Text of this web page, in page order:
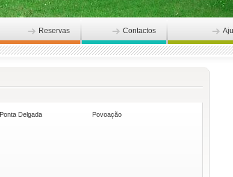
Reservas Contactos
Ponta Delgada
Povoação